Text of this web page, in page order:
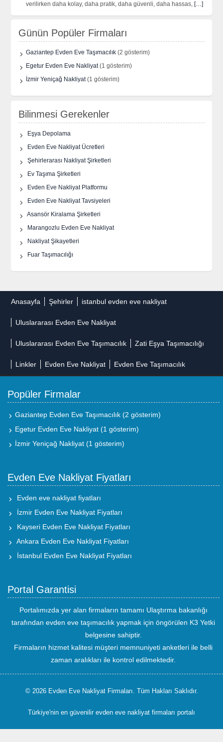
verilirken daha kolay, daha pratik, daha güvenli, daha hassas, […]
Günün Popüler Firmaları
Gaziantep Evden Eve Taşımacılık (2 gösterim)
Egetur Evden Eve Nakliyat(1 gösterim)
İzmir Yeniçağ Nakliyat(1 gösterim)
Bilinmesi Gerekenler
Eşya Depolama
Evden Eve Nakliyat Ücretleri
Şehirlerarası Nakliyat Şirketleri
Ev Taşıma Şirketleri
Evden Eve Nakliyat Platformu
Evden Eve Nakliyat Tavsiyeleri
Asansör Kiralama Şirketleri
Marangozlu Evden Eve Nakliyat
Nakliyat Şikayetleri
Fuar Taşımacılığı
Anasayfa Şehirler istanbul evden eve nakliyat
Uluslararası Evden Eve Nakliyat
Uluslararası Evden Eve Taşımacılık Zati Eşya Taşımacılığı
Linkler Evden Eve Nakliyat Evden Eve Taşımacılık
Popüler Firmalar
Gaziantep Evden Eve Taşımacılık (2 gösterim)
Egetur Evden Eve Nakliyat (1 gösterim)
İzmir Yeniçağ Nakliyat (1 gösterim)
Evden Eve Nakliyat Fiyatları
Evden eve nakliyat fiyatları
İzmir Evden Eve Nakliyat Fiyatları
Kayseri Evden Eve Nakliyat Fiyatları
Ankara Evden Eve Nakliyat Fiyatları
İstanbul Evden Eve Nakliyat Fiyatları
Portal Garantisi
Portalımızda yer alan firmaların tamamı Ulaştırma bakanlığı
tarafından evden eve taşımacılık yapmak için öngörülen K3 Yetki
belgesine sahiptir.
Firmaların hizmet kalitesi müşteri memnuniyeti anketleri ile belli
zaman aralıkları ile kontrol edilmektedir.
© 2026 Evden Eve Nakliyat Firmaları. Tüm Hakları Saklıdır.
Türkiye'nin en güvenilir evden eve nakliyat firmaları portalı